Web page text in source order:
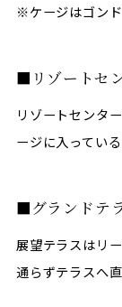
※ケージはゴン
リゾートセ
リゾートセンタ
ージに入ってい
グランドテ
展望テラスはリ
通らずテラスへ